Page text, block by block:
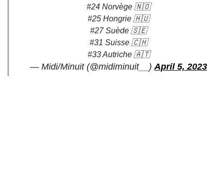
#24 Norvège 🇳🇴
#25 Hongrie 🇭🇺
#27 Suède 🇸🇪
#31 Suisse 🇨🇭
#33 Autriche 🇦🇹
— Midi/Minuit (@midiminuit__)April 5, 2023